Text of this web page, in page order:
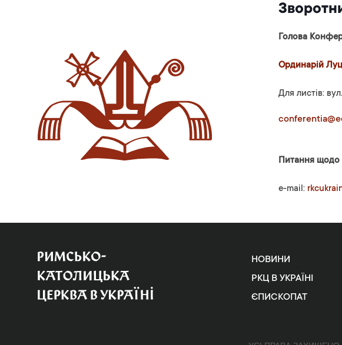
Голова
Ординарій
Для листів:
Питання щодо
e-mail:
НОВИНИ
РКЦ В УКРАЇНІ
ЄПИСКОПАТ